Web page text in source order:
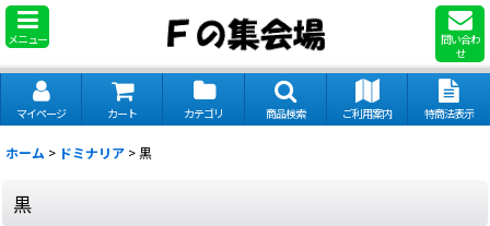
メニュー
問い合わ
せ
マイページ カート カテゴリ 商品検索 ご利用案内 特商法表示
ホーム > ドミナリア >黒
黒